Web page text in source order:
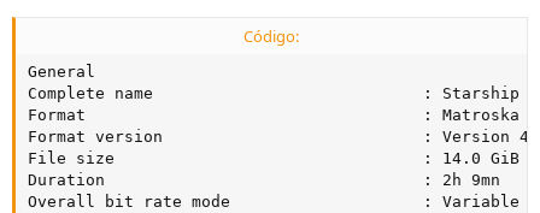
Código:
General
Complete name                            : Starship
Format                                   : Matroska
Format version                           : Version 4 /
File size                                : 14.0 GiB
Duration                                 : 2h 9mn
Overall bit rate mode                    : Variable